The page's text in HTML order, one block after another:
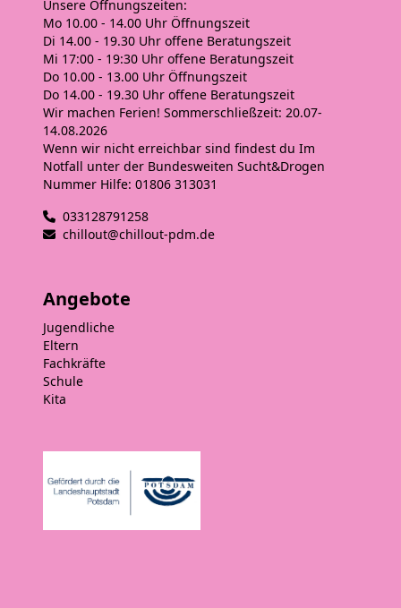
Unsere Öffnungszeiten:
Mo 10.00 - 14.00 Uhr Öffnungszeit
Di 14.00 - 19.30 Uhr offene Beratungszeit
Mi 17:00 - 19:30 Uhr offene Beratungszeit
Do 10.00 - 13.00 Uhr Öffnungszeit
Do 14.00 - 19.30 Uhr offene Beratungszeit
Wir machen Ferien! Sommerschließzeit: 20.07-
14.08.2026
Wenn wir nicht erreichbar sind findest du Im
Notfall unter der Bundesweiten Sucht&Drogen
Nummer Hilfe: 01806 313031
033128791258
chillout@chillout-pdm.de
Angebote
Jugendliche
Eltern
Fachkräfte
Schule
Kita